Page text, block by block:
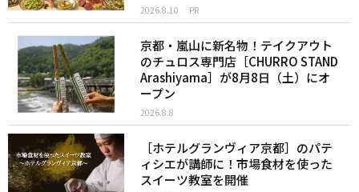
2026.8.10 PR
京都・嵐山に新名物！テイクアウト
のチュロス専門店［CHURRO STAND
Arashiyama］が8月8日（土）にオ
ープン
2026.8.8
［ホテルグランヴィア京都］のパテ
ィシエが講師に！市場食材を使った
スイーツ教室を開催